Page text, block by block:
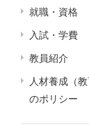
就職・資格
入試・学費
教員紹介
人材養成（
のポリシー